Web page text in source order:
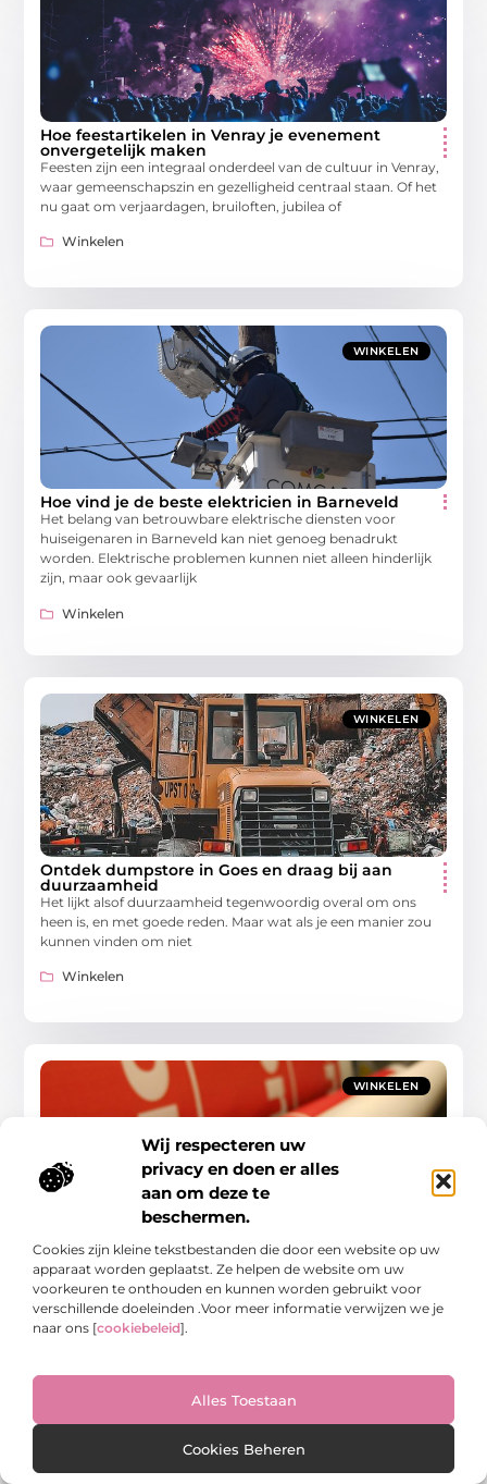
Wij respecteren uw
privacy en doen er alles
aan om deze te
beschermen.
Cookies zijn kleine tekstbestanden die door een website op uw
apparaat worden geplaatst. Ze helpen de website om uw
voorkeuren te onthouden en kunnen worden gebruikt voor
verschillende doeleinden .Voor meer informatie verwijzen we je
naar ons [cookiebeleid].
Alles Toestaan
Cookies Beheren
Hoe feestartikelen in Venray je evenement
onvergetelijk maken
Feesten zijn een integraal onderdeel van de cultuur in Venray,
waar gemeenschapszin en gezelligheid centraal staan. Of het
nu gaat om verjaardagen, bruiloften, jubilea of
Winkelen
WINKELEN
Hoe vind je de beste elektricien in Barneveld
Het belang van betrouwbare elektrische diensten voor
huiseigenaren in Barneveld kan niet genoeg benadrukt
worden. Elektrische problemen kunnen niet alleen hinderlijk
zijn, maar ook gevaarlijk
Winkelen
WINKELEN
Ontdek dumpstore in Goes en draag bij aan
duurzaamheid
Het lijkt alsof duurzaamheid tegenwoordig overal om ons
heen is, en met goede reden. Maar wat als je een manier zou
kunnen vinden om niet
Winkelen
WINKELEN
jouw bedrijf
In de huidige digitale wereld waarin we steeds meer online
communiceren, blijft drukwerk een belangrijke rol spelen.
Vooral voor lokale bedrijven in Heerenveen is het